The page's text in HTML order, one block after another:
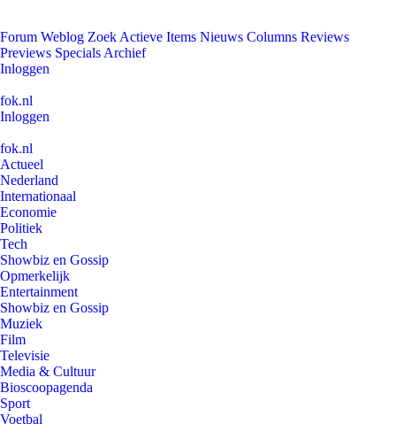
Forum Weblog Zoek Actieve Items Nieuws Columns Reviews
Previews Specials Archief
Inloggen
fok.nl
Inloggen
fok.nl
Actueel
Nederland
Internationaal
Economie
Politiek
Tech
Showbiz en Gossip
Opmerkelijk
Entertainment
Showbiz en Gossip
Muziek
Film
Televisie
Media & Cultuur
Bioscoopagenda
Sport
Voetbal